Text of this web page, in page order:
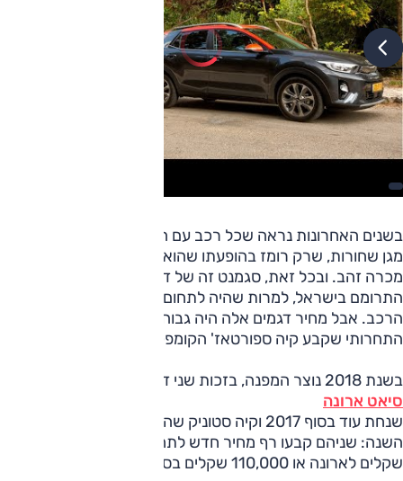
בשנים האחרונות נראה שכל רכב עם הגבהה קלה או חצאיות
מגן שחורות, שרק רומז בהופעתו שהוא רכב פנאי, צפוי להפוך
מכרה זהב. ובכל זאת, סגמנט זה של דגמי פנאי קטנים לא
התרומם בישראל, למרות שהיה לתחום הלוהט התורן בעולם
הרכב. אבל מחיר דגמים אלה היה גבוה יחסית, וקרוב מדי לרף
התחרותי שקבע קיה ספורטאז' הקומפקטי הגדול מהם.
בשנת 2018 נוצר המפנה, בזכות שני דגמים:
סיאט ארונה
שנחת עוד בסוף 2017 וקיה סטוניק שהושק ברבע הראשון של
שקלים לארונה או 110,000 שקלים בסטוניק.